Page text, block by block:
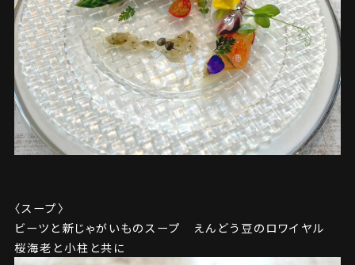
〈スープ〉
ビーツと新じゃがいものスープ えんどう豆のロワイヤル
桜海老と小柱と共に